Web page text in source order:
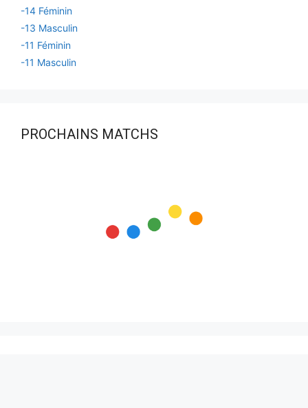
-14 Féminin
-13 Masculin
-11 Féminin
-11 Masculin
PROCHAINS MATCHS